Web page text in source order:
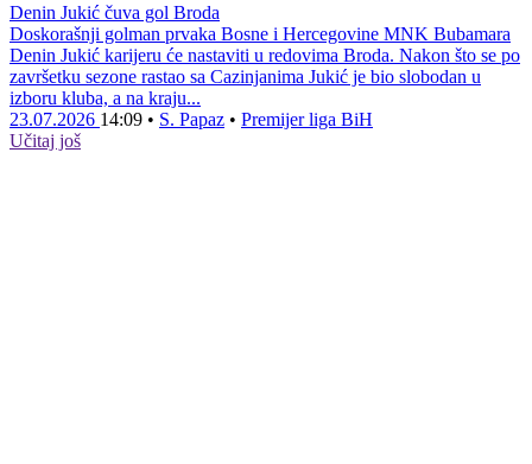
Denin Jukić čuva gol Broda
Doskorašnji golman prvaka Bosne i Hercegovine MNK Bubamara
Denin Jukić karijeru će nastaviti u redovima Broda. Nakon što se po
završetku sezone rastao sa Cazinjanima Jukić je bio slobodan u
izboru kluba, a na kraju...
23.07.2026 14:09 • S. Papaz • Premijer liga BiH
Učitaj još